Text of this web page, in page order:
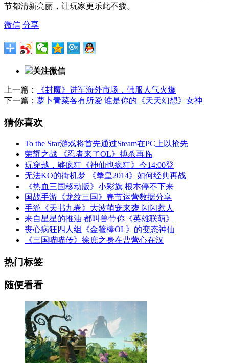
节都清新亮丽，让玩家更乐此不疲。
微信 分享
关注微信
上一篇：
《封魔》进军海外市场，韩服人气火爆
下一篇： 萝卜青菜各有所爱 谁是你的《天天幻想》女神
猜你喜欢
To the Star游戏将首先通过Steam在PC上以抢先
荣耀之战 《忍者来了OL》搏杀再临
玩穿越，够疯狂《神仙也疯狂》今14:00登
无法KO的街机梦 《拳皇2014》如何经典再战
《热血三国移动版》小彩旗 根本停不下来
国战手游《龙纹三国》春节运营数据分享
手游《天书九卷》大波萌宠来袭 闪闪惹人
来自星星的推油 都叫兽带你《英雄联萌》
丧心病狂四人组《金箍棒OL》的变态神仙
《三国喵喵传》徐庶之身在曹营心在汉
热门标签
随便看看